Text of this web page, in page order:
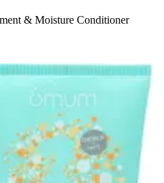
& Moisture Conditioner